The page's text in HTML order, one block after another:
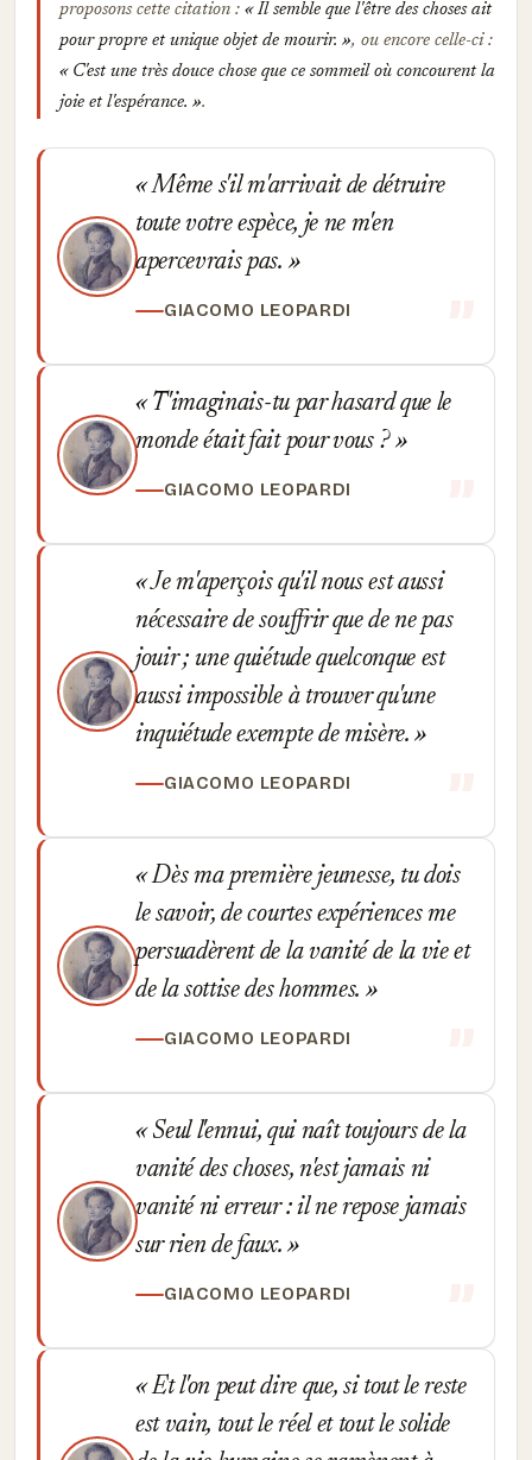
proposons cette citation :
Il semble que l'être des choses ait
pour propre et unique objet de mourir.
, ou encore celle-ci :
C'est une très douce chose que ce sommeil où concourent la
joie et l'espérance.
.
Même s'il m'arrivait de détruire
toute votre espèce, je ne m'en
apercevrais pas.
GIACOMO LEOPARDI
T'imaginais-tu par hasard que le
monde était fait pour vous ?
GIACOMO LEOPARDI
Je m'aperçois qu'il nous est aussi
nécessaire de souffrir que de ne pas
jouir ; une quiétude quelconque est
aussi impossible à trouver qu'une
inquiétude exempte de misère.
GIACOMO LEOPARDI
Dès ma première jeunesse, tu dois
le savoir, de courtes expériences me
persuadèrent de la vanité de la vie et
de la sottise des hommes.
GIACOMO LEOPARDI
Seul l'ennui, qui naît toujours de la
vanité des choses, n'est jamais ni
vanité ni erreur : il ne repose jamais
sur rien de faux.
GIACOMO LEOPARDI
Et l'on peut dire que, si tout le reste
est vain, tout le réel et tout le solide